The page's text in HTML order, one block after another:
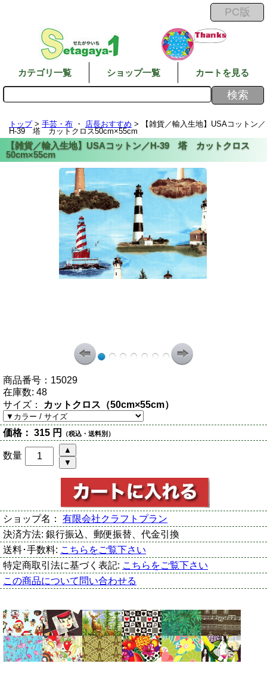
カテゴリ一覧 ショップ一覧 カートを見る
トップ> 手芸・布 ・ 店長おすすめ > 【雑貨／輸入生地】USAコットン／
H-39 塔 カットクロス50cm×55cm
商品番号： 15029
在庫数: 48
サイズ： カットクロス（50cm×55cm）
価格： 315 円 （税込・送料別）
数量
ショップ名： 有限会社クラフトプラン
決済方法: 銀行振込、郵便振替、代金引換
送料･手数料: こちらをご覧下さい
特定商取引法に基づく表記: こちらをご覧下さい
この商品について問い合わせる